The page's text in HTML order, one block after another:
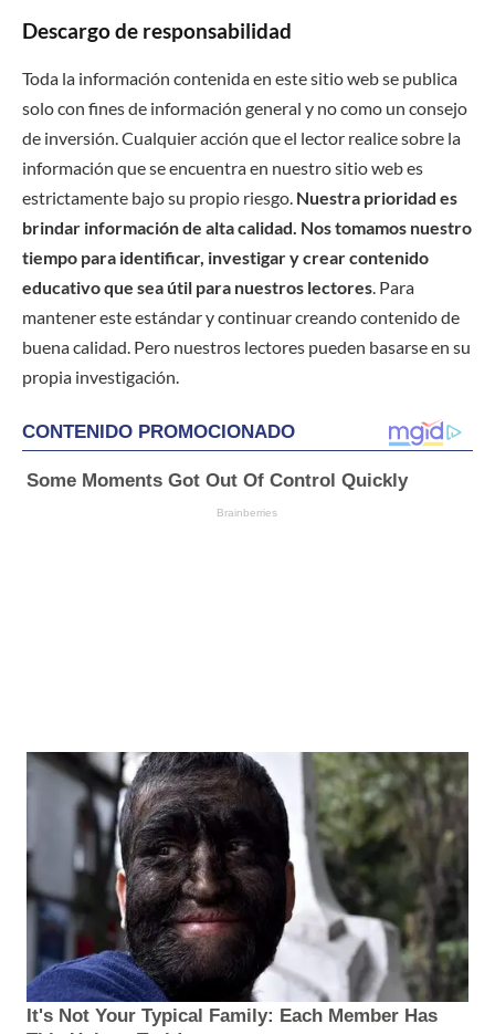
Descargo de responsabilidad
Toda la información contenida en este sitio web se publica
solo con fines de información general y no como un consejo
de inversión. Cualquier acción que el lector realice sobre la
información que se encuentra en nuestro sitio web es
estrictamente bajo su propio riesgo. Nuestra prioridad es
brindar información de alta calidad. Nos tomamos nuestro
tiempo para identificar, investigar y crear contenido
educativo que sea útil para nuestros lectores . Para
mantener este estándar y continuar creando contenido de
buena calidad. Pero nuestros lectores pueden basarse en su
propia investigación.